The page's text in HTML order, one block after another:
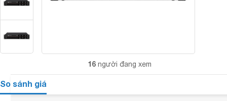
16 người đang xem
So sánh giá